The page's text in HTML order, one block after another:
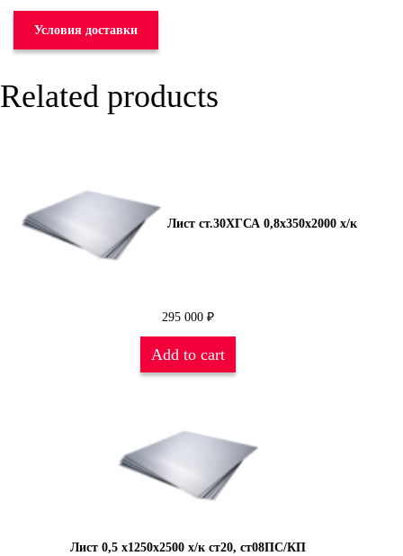
Условия доставки
Related products
Лист ст.30ХГСА 0,8х350х2000 х/к
295 000 ₽
Add to cart
Лист 0,5 х1250х2500 х/к ст20, ст08ПС/КП